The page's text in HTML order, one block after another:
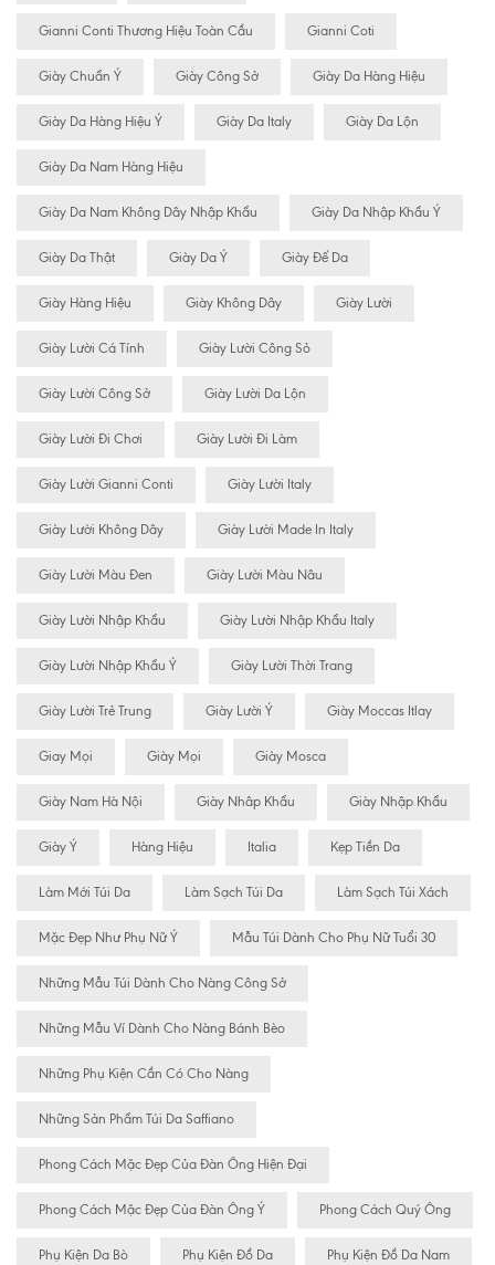
Gianni Conti Thương Hiệu Toàn Cầu Gianni Coti
Giày Chuẩn Ý Giày Công Sở Giày Da Hàng Hiệu
Giày Da Hàng Hiệu Ý Giày Da Italy Giày Da Lộn
Giày Da Nam Hàng Hiệu
Giày Da Nam Không Dây Nhập Khẩu Giày Da Nhập Khẩu Ý
Giày Da Thật Giày Da Ý Giày Đế Da
Giày Hàng Hiệu Giày Không Dây Giày Lười
Giày Lười Cá Tính Giày Lười Công Sỏ
Giày Lười Công Sở Giày Lười Da Lộn
Giày Lười Đi Chơi Giày Lười Đi Làm
Giày Lười Gianni Conti Giày Lười Italy
Giày Lười Không Dây Giày Lười Made In Italy
Giày Lười Màu Đen Giày Lười Màu Nâu
Giày Lười Nhập Khẩu Giày Lười Nhập Khẩu Italy
Giày Lười Nhập Khẩu Ý Giày Lười Thời Trang
Giày Lười Trẻ Trung Giày Lười Ý Giày Moccas Itlay
Giay Mọi Giày Mọi Giày Mosca
Giày Nam Hà Nội Giày Nhâp Khẩu Giày Nhập Khẩu
Giày Ý Hàng Hiệu Italia Kẹp Tiền Da
Làm Mới Túi Da Làm Sạch Túi Da Làm Sạch Túi Xách
Mặc Đẹp Như Phụ Nữ Ý Mẫu Túi Dành Cho Phụ Nữ Tuổi 30
Những Mẫu Túi Dành Cho Nàng Công Sở
Những Mẫu Ví Dành Cho Nàng Bánh Bèo
Những Phụ Kiện Cần Có Cho Nàng
Những Sản Phẩm Túi Da Saffiano
Phong Cách Mặc Đẹp Của Đàn Ông Hiện Đại
Phong Cách Mặc Đẹp Của Đàn Ông Ý Phong Cách Quý Ông
Phụ Kiện Da Bò Phụ Kiện Đồ Da Phụ Kiện Đồ Da Nam